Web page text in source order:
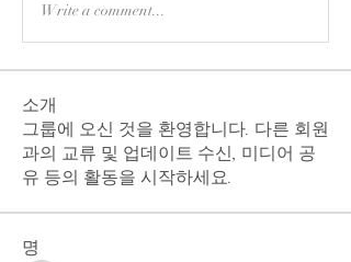
Write a comment...
소개
그룹에 오신 것을 환영합니다. 다른 회원
과의 교류 및 업데이트 수신, 미디어 공
유 등의 활동을 시작하세요.
명